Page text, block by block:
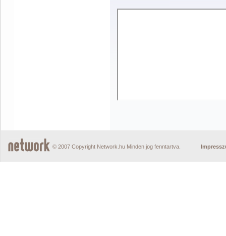
© 2007 Copyright Network.hu Minden jog fenntartva.